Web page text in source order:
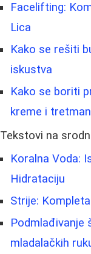
Facelifting:
Lica
Kako se rešiti
iskustva
Kako se boriti
kreme i
Tekstovi na
Koralna Voda:
Hidrataciju
Strije:
Podmlađivanje
mladalačkih